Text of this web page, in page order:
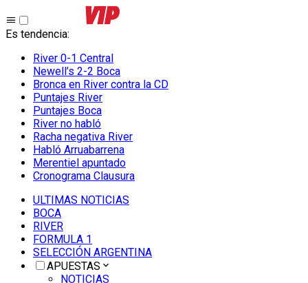
Es tendencia:
River 0-1 Central
Newell’s 2-2 Boca
Bronca en River contra la CD
Puntajes River
Puntajes Boca
River no habló
Racha negativa River
Habló Arruabarrena
Merentiel apuntado
Cronograma Clausura
ULTIMAS NOTICIAS
BOCA
RIVER
FORMULA 1
SELECCIÓN ARGENTINA
APUESTAS
NOTICIAS